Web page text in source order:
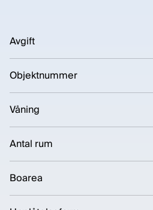
Avgift
Objektnummer
Våning
Antal rum
Boarea